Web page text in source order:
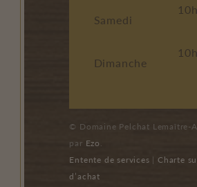
Samedi
Dimanche
© Domaine Pelchat Lemaître-
par Ezo.
Entente de services | Charte
d’achat